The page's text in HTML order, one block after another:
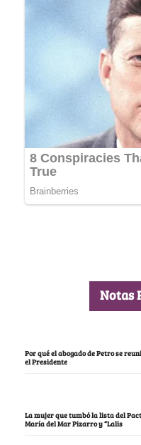
Notas
Por qué el abogado de Petro se
el Presidente
La mujer que tumbó la lista del
María del Mar Pizarro y “Lalis